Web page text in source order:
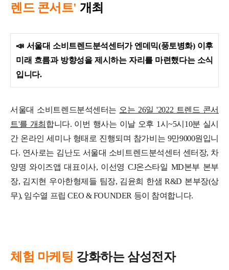
렌드 콘서트' 개최
📣 서울대 소비트렌드분석센터가 엔데믹(풍토병화) 이후
미래 흐름과 방향성을 제시하는 자리를 마련했다는 소식
입니다.
서울대 소비트렌드분석센터는 오는 26일 '2022 트렌드 콘서
트'를 개최 합니다. 이번 행사는 이날 오후 1시~5시10분 실시
간 온라인 세미나 형태로 진행되며 참가비는 9만9000원입니
다. 연사로는 김난도 서울대 소비트렌드분석센터 센터장, 차
양명 와이즈앱 대표이사, 이선영 CJ온스타일 MD본부 본부
장, 김지현 우아한형제들 팀장, 김윤희 한샘 R&D 본부장(상
무), 임수열 프립 CEO & FOUNDER 등이 참여합니다.
체험 마케팅 강화하는 삼성전자